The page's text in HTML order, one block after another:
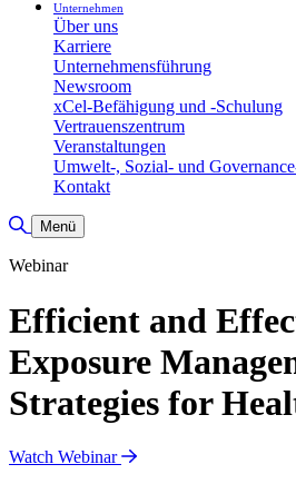
Unternehmen
Über uns
Karriere
Unternehmensführung
Newsroom
xCel-Befähigung und -Schulung
Vertrauenszentrum
Veranstaltungen
Umwelt-, Sozial- und
Kontakt
Suche umschalten
Menü
Webinar
Efficient and
Exposure
Strategies for
Watch Webinar